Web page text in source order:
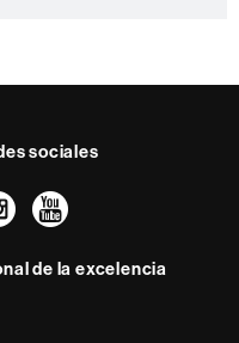
sociales
Instagram
Youtube
de la excelencia